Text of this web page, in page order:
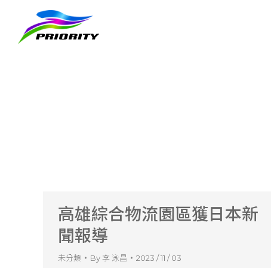
高雄綜合物流園區獲日本新
聞報導
未分類 By李 泳昌 2023 / 11 / 03